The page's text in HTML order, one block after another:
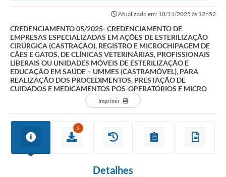
Transparência
SIC
Ouvidoria
Lei Aldir Blanc
Contato
ESPECIALIZADAS EM AÇÕES DE ESTERILIZAÇÃO CIRÚRGICA...
Atualizado em: 18/11/2025 às 12h52
CREDENCIAMENTO 05/2025- CREDENCIAMENTO DE
EMPRESAS ESPECIALIZADAS EM AÇÕES DE ESTERILIZAÇÃO
CIRÚRGICA (CASTRAÇÃO), REGISTRO E MICROCHIPAGEM DE
CÃES E GATOS, DE CLÍNICAS VETERINÁRIAS, PROFISSIONAIS
LIBERAIS OU UNIDADES MÓVEIS DE ESTERILIZAÇÃO E
EDUCAÇÃO EM SAÚDE – UMMES (CASTRAMÓVEL), PARA
REALIZAÇÃO DOS PROCEDIMENTOS, PRESTAÇÃO DE
CUIDADOS E MEDICAMENTOS PÓS-OPERATÓRIOS E MICRO
Imprimir
3
Detalhes